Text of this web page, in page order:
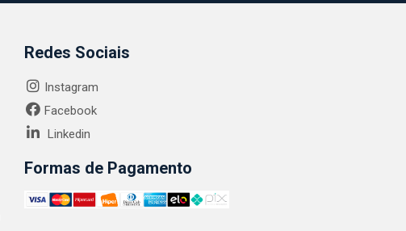
Redes Sociais
Instagram
Facebook
Linkedin
Formas de Pagamento